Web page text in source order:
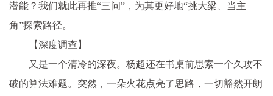
潜能？我们就此再推“三问”，为其更好地“挑大梁、当主
角”探索路径。
【深度调查】
又是一个清冷的深夜。杨超还在书桌前思索一个久攻不
破的算法难题。突然，一朵火花点亮了思路，一切豁然开朗